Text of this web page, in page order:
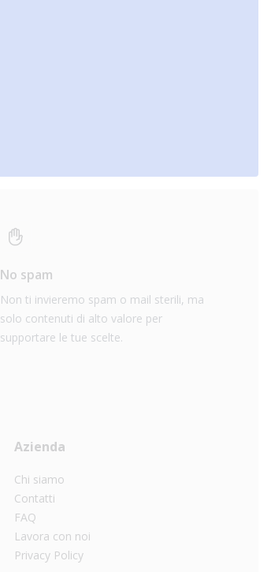
No spam
Non ti invieremo spam o mail sterili, ma
solo contenuti di alto valore per
supportare le tue scelte.
Azienda
Chi siamo
Contatti
FAQ
Lavora con noi
Privacy Policy